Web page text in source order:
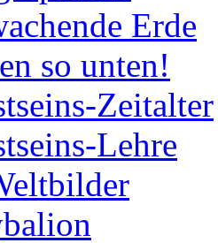
Erde
so unten!
Zeitalter
Lehre